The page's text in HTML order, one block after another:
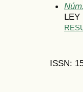
LEY
ISSN: